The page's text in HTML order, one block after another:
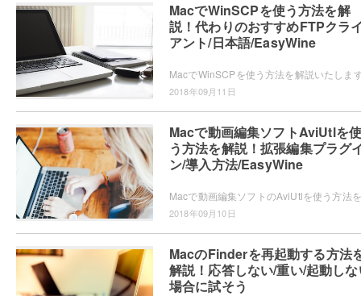
MacでWinSCPを使う方法を解
説！代わりのおすすめFTPクラ
アント/日本語/EasyWine
2018年09月11日
Macで動画編集ソフトAviUtlを
う方法を解説！拡張編集プラグ
ン/導入方法/EasyWine
2018年09月10日
MacのFinderを再起動する方法
解説！応答しない/重い/起動し
場合に試そう